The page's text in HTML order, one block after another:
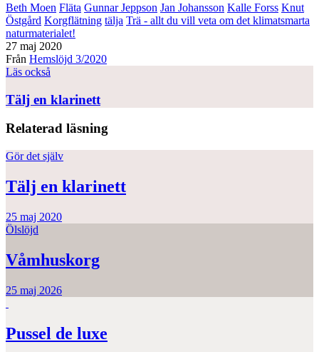
Beth Moen Fläta Gunnar Jeppson Jan Johansson Kalle Forss Knut
Östgård Korgflätning tälja Trä - allt du vill veta om det klimatsmarta
naturmaterialet!
27 maj 2020
Från Hemslöjd 3/2020
Läs också
Tälj en klarinett
Relaterad läsning
Gör det själv
Tälj en klarinett
25 maj 2020
Ölslöjd
Våmhuskorg
25 maj 2026
Pussel de luxe